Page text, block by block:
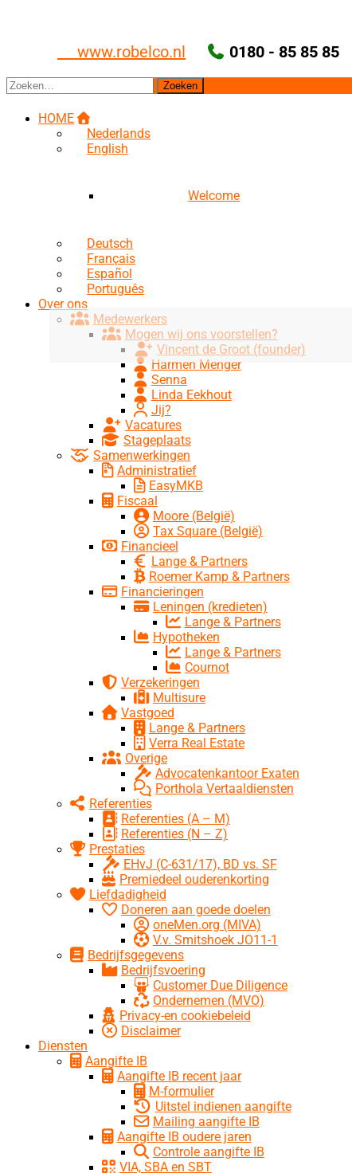
www.robelco.nl 0180 - 85 85 85
Zoeken
naar:
HOME
Nederlands
English
Welcome
Deutsch
Français
Español
Português
Over ons
Medewerkers
Mogen wij ons voorstellen?
Vincent de Groot (founder)
Harmen Menger
Senna
Linda Eekhout
Jij?
Vacatures
Stageplaats
Samenwerkingen
Administratief
EasyMKB
Fiscaal
Moore (België)
Tax Square (België)
Financieel
Lange & Partners
Roemer Kamp & Partners
Financieringen
Leningen (kredieten)
Lange & Partners
Hypotheken
Lange & Partners
Cournot
Verzekeringen
Multisure
Vastgoed
Lange & Partners
Verra Real Estate
Overige
Advocatenkantoor Exaten
Porthola Vertaaldiensten
Referenties
Referenties (A – M)
Referenties (N – Z)
Prestaties
EHvJ (C-631/17), BD vs. SF
Premiedeel ouderenkorting
Liefdadigheid
Doneren aan goede doelen
oneMen.org (MIVA)
V.v. Smitshoek JO11-1
Bedrijfsgegevens
Bedrijfsvoering
Customer Due Diligence
Ondernemen (MVO)
Privacy-en cookiebeleid
Disclaimer
Diensten
Aangifte IB
Aangifte IB recent jaar
M-formulier
Uitstel indienen aangifte
Mailing aangifte IB
Aangifte IB oudere jaren
Controle aangifte IB
VIA, SBA en SBT